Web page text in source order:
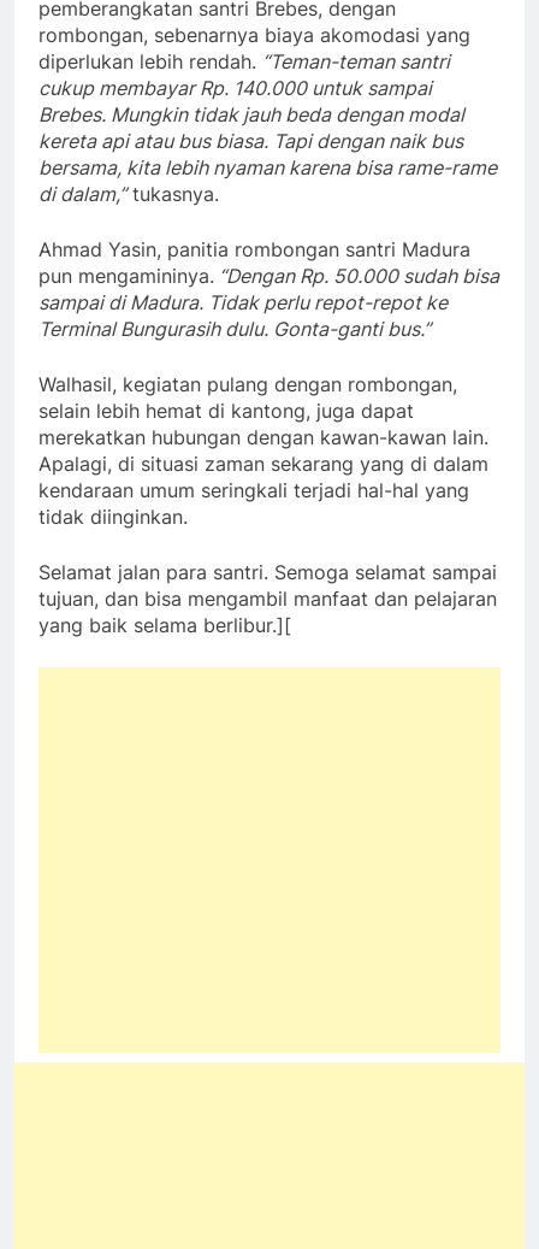
pemberangkatan santri Brebes, dengan
rombongan, sebenarnya biaya akomodasi yang
diperlukan lebih rendah. “Teman-teman santri
cukup membayar Rp. 140.000 untuk sampai
Brebes. Mungkin tidak jauh beda dengan modal
kereta api atau bus biasa. Tapi dengan naik bus
bersama, kita lebih nyaman karena bisa rame-rame
di dalam,”tukasnya.
Ahmad Yasin, panitia rombongan santri Madura
pun mengamininya. “Dengan Rp. 50.000 sudah bisa
sampai di Madura. Tidak perlu repot-repot ke
Terminal Bungurasih dulu. Gonta-ganti bus.”
Walhasil, kegiatan pulang dengan rombongan,
selain lebih hemat di kantong, juga dapat
merekatkan hubungan dengan kawan-kawan lain.
Apalagi, di situasi zaman sekarang yang di dalam
kendaraan umum seringkali terjadi hal-hal yang
tidak diinginkan.
Selamat jalan para santri. Semoga selamat sampai
tujuan, dan bisa mengambil manfaat dan pelajaran
yang baik selama berlibur.][